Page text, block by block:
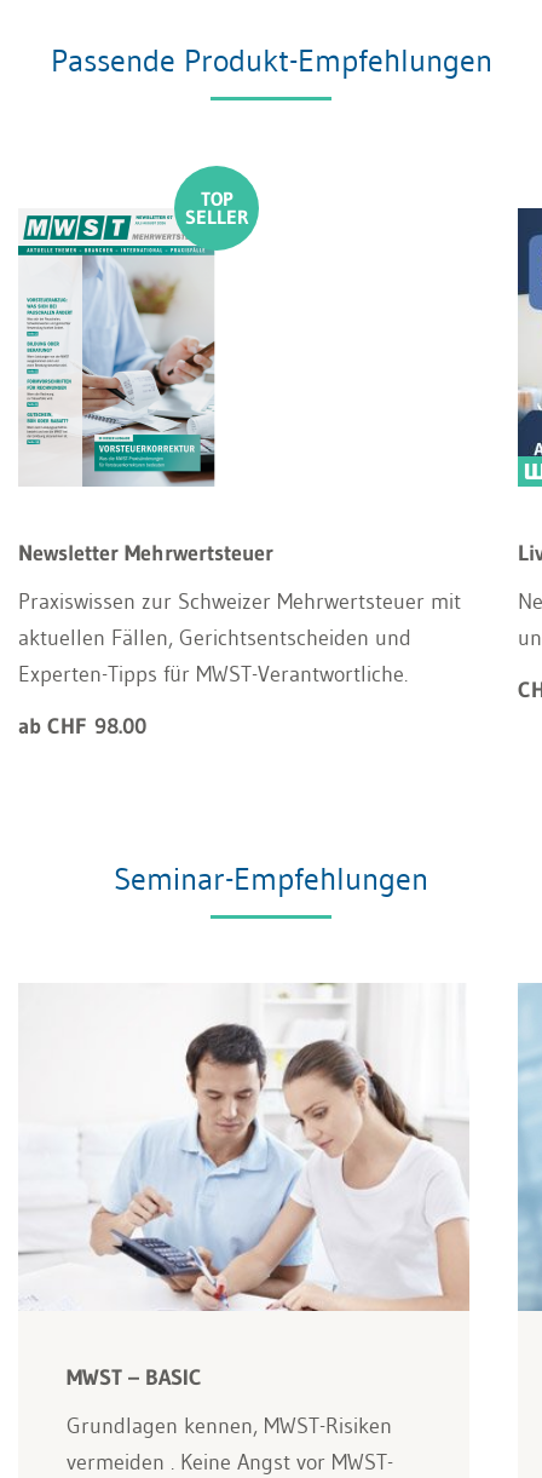
Passende Produkt-Empfehlungen
Newsletter Mehrwertsteuer
Praxiswissen zur Schweizer Mehrwertsteuer mit
aktuellen Fällen, Gerichtsentscheiden und
Experten-Tipps für MWST-Verantwortliche.
ab CHF 98.00
Seminar-Empfehlungen
MWST – BASIC
Grundlagen kennen, MWST-Risiken
vermeiden . Keine Angst vor MWST-